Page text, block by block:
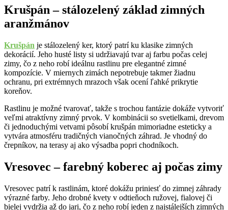
Krušpán – stálozelený základ zimných
aranžmánov
Krušpán je stálozelený ker, ktorý patrí ku klasike zimných
dekorácií. Jeho husté listy si udržiavajú tvar aj farbu počas celej
zimy, čo z neho robí ideálnu rastlinu pre elegantné zimné
kompozície. V miernych zimách nepotrebuje takmer žiadnu
ochranu, pri extrémnych mrazoch však ocení ľahké prikrytie
koreňov.
Rastlinu je možné tvarovať, takže s trochou fantázie dokáže vytvoriť
veľmi atraktívny zimný prvok. V kombinácii so svetielkami, drevom
či jednoduchými vetvami pôsobí krušpán mimoriadne esteticky a
vytvára atmosféru tradičných vianočných záhrad. Je vhodný do
črepníkov, na terasy aj ako výsadba popri chodníkoch.
Vresovec – farebný koberec aj počas zimy
Vresovec patrí k rastlinám, ktoré dokážu priniesť do zimnej záhrady
výrazné farby. Jeho drobné kvety v odtieňoch ružovej, fialovej či
bielej vydržia až do jari, čo z neho robí jeden z najstálejších zimných